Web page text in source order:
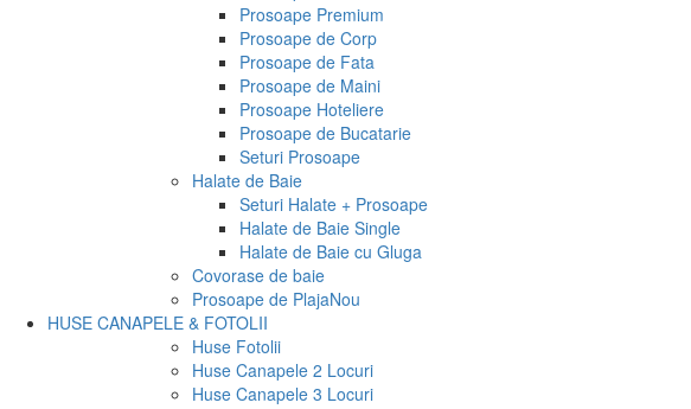
Prosoape Premium
Prosoape de Corp
Prosoape de Fata
Prosoape de Maini
Prosoape Hoteliere
Prosoape de Bucatarie
Seturi Prosoape
Halate de Baie
Seturi Halate + Prosoape
Halate de Baie Single
Halate de Baie cu Gluga
Covorase de baie
Prosoape de PlajaNou
HUSE CANAPELE & FOTOLII
Huse Fotolii
Huse Canapele 2 Locuri
Huse Canapele 3 Locuri